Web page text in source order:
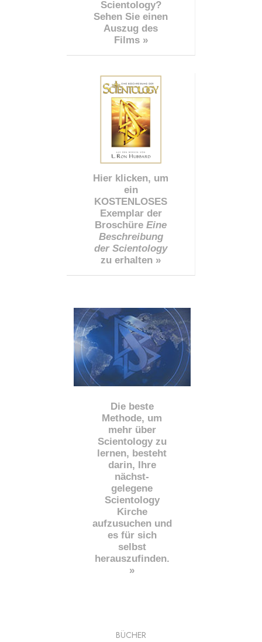
Scientology?
Sehen Sie einen
Auszug des
Films »
Hier klicken, um
ein
KOSTENLOSES
Exemplar der
Broschüre Eine
Beschreibung
der Scientology
zu erhalten »
Die beste
Methode, um
mehr über
Scientology zu
lernen, besteht
darin, Ihre
nächst-
gelegene
Scientology
Kirche
aufzusuchen und
es für sich
selbst
herauszufinden.
»
BÜCHER